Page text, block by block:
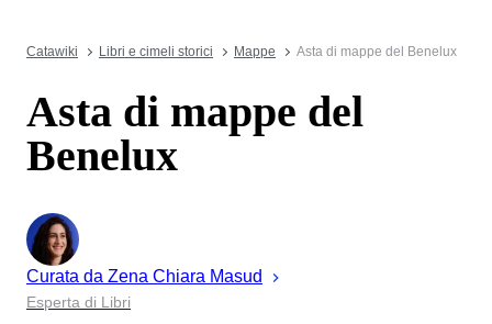
Catawiki Libri e cimeli storici Mappe Asta di mappe del Benelux
Asta di mappe del
Benelux
Curata da Zena Chiara Masud
Esperta di Libri